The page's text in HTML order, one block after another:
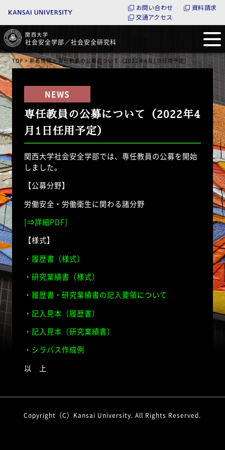
お問い合わせ
資料請求
交通アクセス
関西大学
社会安全学部／社会安全研究科
TOP>新着情報> 専任教員の公募について（2022年4月1日任用予定）
専任教員の公募について（2022年4
月1日任用予定）
関西大学社会安全学部では、専任教員の公募を開始
しました。
【公募分野】
労働安全・労働衛生に関わる諸分野
[⇒詳細PDF]
【様式】
・履歴書（様式）
・研究業績書（様式）
・履歴書・研究業績書の記入要領について
・記入見本（履歴書）
・記入見本（研究業績書）
・シラバス作成例
以 上
Copyright（C）Kansai University. All Rights Reserved.